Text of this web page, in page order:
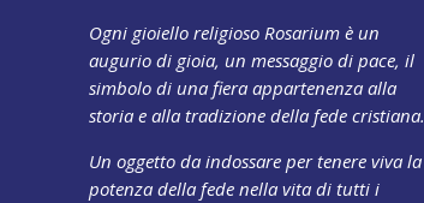
Ogni gioiello religioso Rosarium è un
augurio di gioia, un messaggio di pace, il
simbolo di una fiera appartenenza alla
storia e alla tradizione della fede cristiana.
Un oggetto da indossare per tenere viva la
potenza della fede nella vita di tutti i